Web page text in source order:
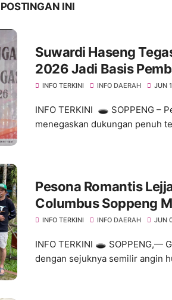
INI
Suwardi Haseng
2026 Jadi Basis
INFO TERKINI INFO DAERAH JUN
INFO TERKINI 🕳️ SOPPENG –
menegaskan dukungan penuh
Pesona Romantis
Columbus Soppeng
di Tengah Hangatnya
INFO TERKINI INFO DAERAH JUN
INFO TERKINI 🕳️ ​SOPPENG,—
dengan sejuknya semilir angin